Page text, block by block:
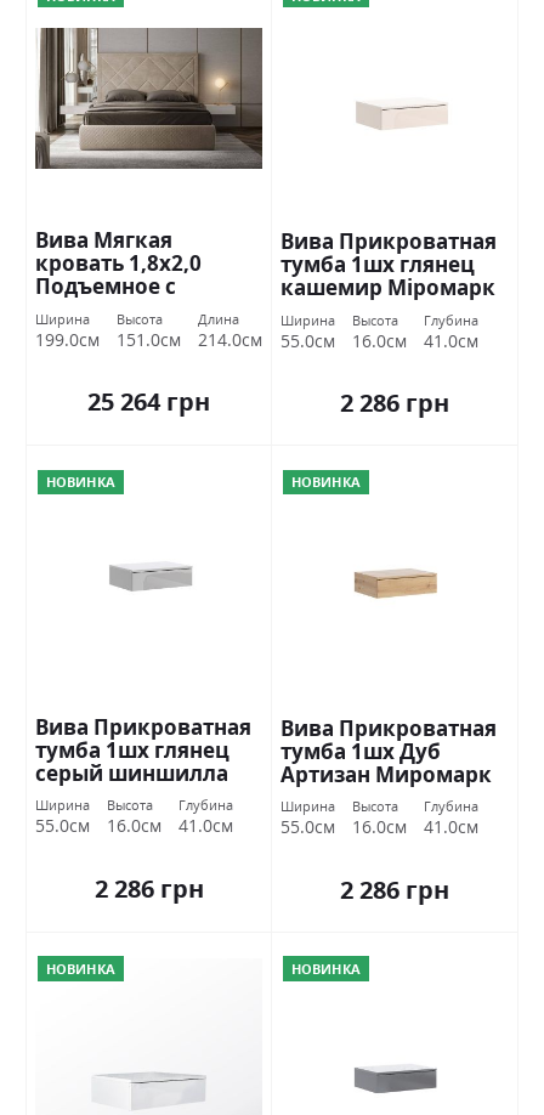
Вива Мягкая
кровать 1,8х2,0
Подъемное с
каркасом Міромарк
Ширина
199.0см
Высота
151.0см
Длина
214.0см
25 264 грн
Вива Прикроватная
тумба 1шх глянец
кашемир Міромарк
Ширина
55.0см
Высота
16.0см
Глубина
41.0см
2 286 грн
НОВИНКА
Вива Прикроватная
тумба 1шх глянец
серый шиншилла
Міромарк
Ширина
55.0см
Высота
16.0см
Глубина
41.0см
2 286 грн
НОВИНКА
Вива Прикроватная
тумба 1шх Дуб
Артизан Миромарк
Ширина
55.0см
Высота
16.0см
Глубина
41.0см
2 286 грн
НОВИНКА НОВИНКА